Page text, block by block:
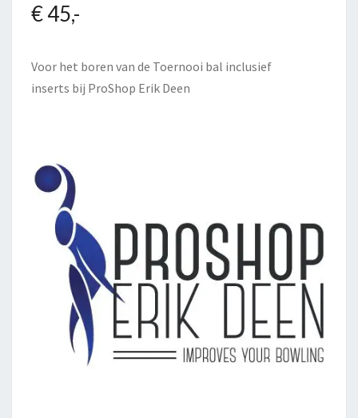
€ 45,-
Voor het boren van de Toernooi bal inclusief
inserts bij ProShop Erik Deen